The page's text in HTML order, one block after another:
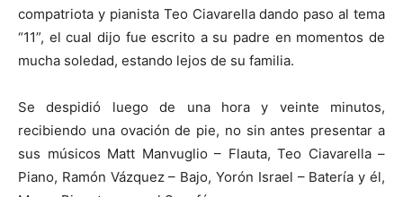
compatriota y pianista Teo Ciavarella dando paso al tema
“11”, el cual dijo fue escrito a su padre en momentos de
mucha soledad, estando lejos de su familia.
Se despidió luego de una hora y veinte minutos,
recibiendo una ovación de pie, no sin antes presentar a
sus músicos Matt Manvuglio – Flauta, Teo Ciavarella –
Piano, Ramón Vázquez – Bajo, Yorón Israel – Batería y él,